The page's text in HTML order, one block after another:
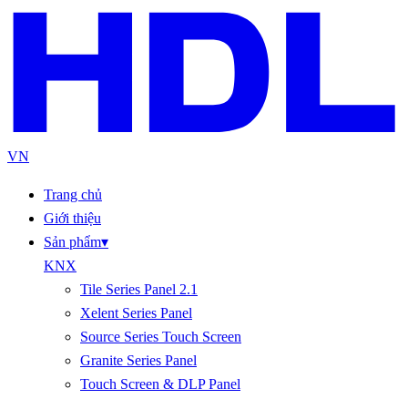
VN
Trang chủ
Giới thiệu
Sản phẩm▾
KNX
Tile Series Panel 2.1
Xelent Series Panel
Source Series Touch Screen
Granite Series Panel
Touch Screen & DLP Panel